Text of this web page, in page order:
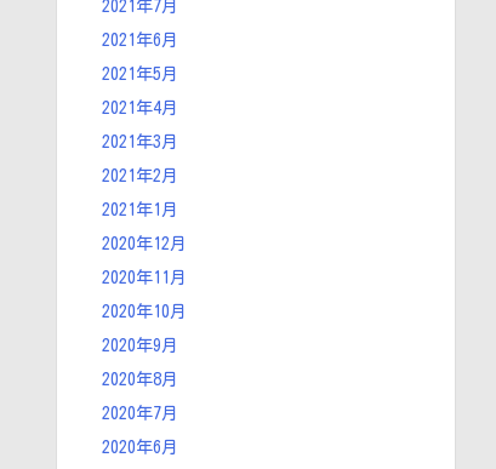
2021年7月
2021年6月
2021年5月
2021年4月
2021年3月
2021年2月
2021年1月
2020年12月
2020年11月
2020年10月
2020年9月
2020年8月
2020年7月
2020年6月